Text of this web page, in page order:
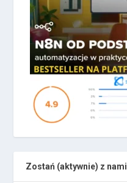
Zostań (aktywnie) z nami